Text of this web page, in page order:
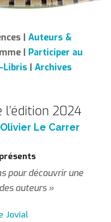
| Auteurs &
| Participer au
Libris | Archives
2024
Olivier Le Carrer
pour découvrir une
auteurs »
Jovial